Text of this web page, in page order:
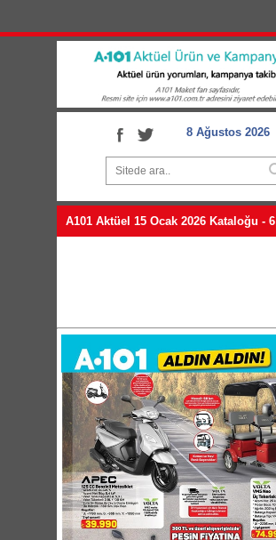
8 Ağustos 2026
A101 Aktüel 15 Ocak 2026 Kataloğu - 6